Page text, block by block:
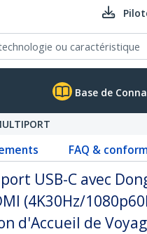
Base de
FAQ &
USB-C avec
(4K30Hz/
d'Accueil de